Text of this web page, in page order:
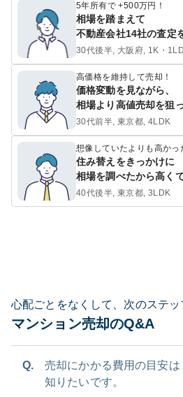
5年所有で +500万円！
相場を踏まえて
不動産会社14社の査定
30代後半, 大阪府, 1K・
高価格を維持して売却！
価格変動を見ながら、
相場より高値売却を狙
30代前半, 東京都, 4LDK
想像していたよりも高かっ
住み替えをきっかけに
相場を調べたから高く
40代後半, 東京都, 3LDK
心配ごとをなくして、次のステッ
マンション売却のQ&A
Q.
売却にかかる費用の目安
知りたいです。